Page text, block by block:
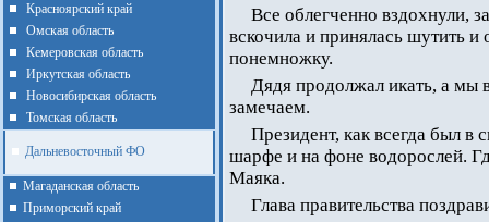
Красноярский край
Омская область
Кемеровская область
Иркутская область
Новосибирская область
Томская область
Дальневосточный ФО
Магаданская область
Приморский край
Все облегченно вздохнули,
вскочила и принялась шутить
понемножку.
Дядя продолжал икать, а мы
замечаем.
Президент, как всегда был
шарфе и на фоне водорослей.
Маяка.
Глава правительства